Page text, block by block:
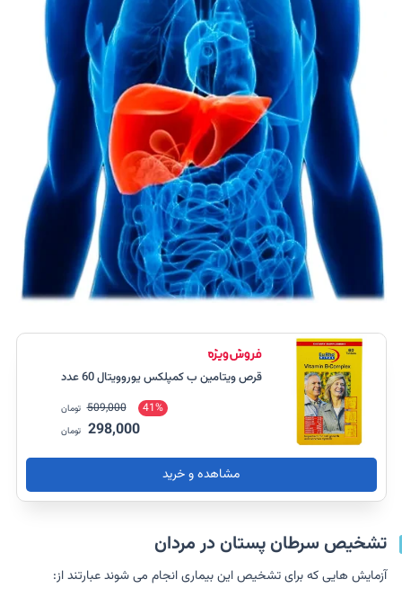
قرص ویتامین ب کمپلکس یوروویتال 60 عدد
41%
509,000 تومان
298,000 تومان
مشاهده و خرید
تشخیص سرطان پستان در مردان
آزمایش هایی که برای تشخیص این بیماری انجام می شوند عبارتند از: